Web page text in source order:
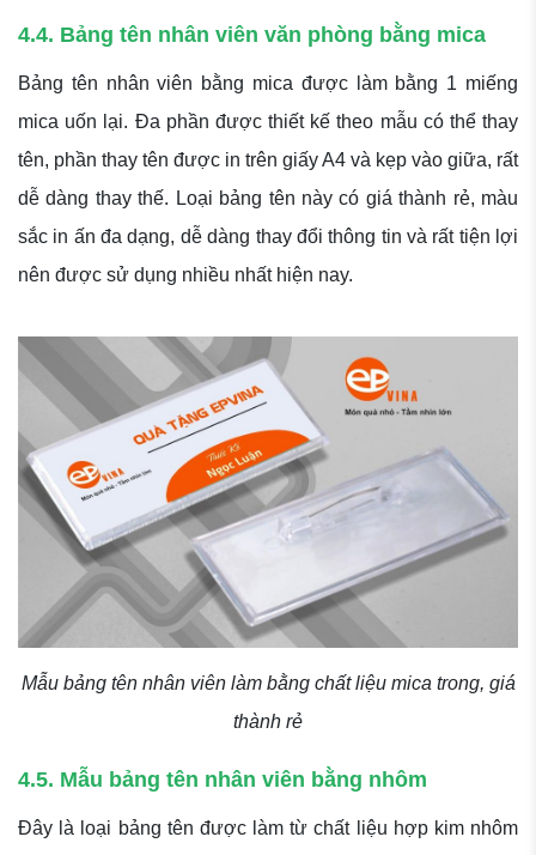
4.4. Bảng tên nhân viên văn phòng bằng mica
Bảng tên nhân viên bằng mica được làm bằng 1 miếng
mica uốn lại. Đa phần được thiết kế theo mẫu có thể thay
tên, phần thay tên được in trên giấy A4 và kẹp vào giữa, rất
dễ dàng thay thế. Loại bảng tên này có giá thành rẻ, màu
sắc in ấn đa dạng, dễ dàng thay đổi thông tin và rất tiện lợi
nên được sử dụng nhiều nhất hiện nay.
Mẫu bảng tên nhân viên làm bằng chất liệu mica trong, giá
thành rẻ
4.5. Mẫu bảng tên nhân viên bằng nhôm
Đây là loại bảng tên được làm từ chất liệu hợp kim nhôm